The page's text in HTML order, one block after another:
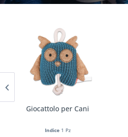
Giocattolo per Cani
Indice 1 Pz